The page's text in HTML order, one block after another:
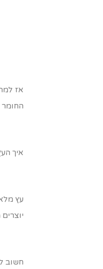
אז
איך
עץ
חשוב